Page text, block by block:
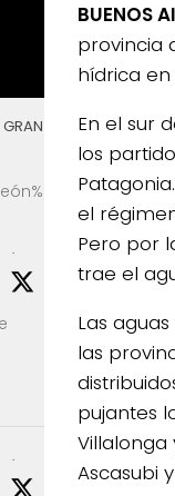
BUENOS
provincia
hídrica
En el sur
los
el
Pero por
trae el
Las
las
pujantes
Villalonga
Ascasubi
·
·